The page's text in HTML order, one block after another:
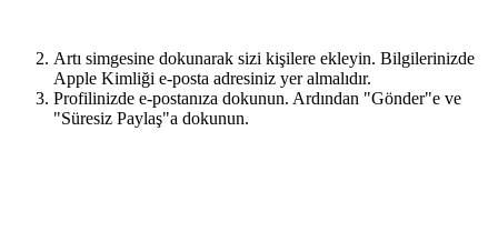
Artı simgesine dokunarak sizi kişilere ekleyin. Bilgilerinizde
Apple Kimliği e-posta adresiniz yer almalıdır.
Profilinizde e-postanıza dokunun. Ardından "Gönder"e ve
"Süresiz Paylaş"a dokunun.